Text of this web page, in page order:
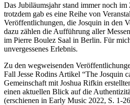
Das Jubiläumsjahr stand immer noch im
trotzdem gab es eine Reihe von
Veröffentlichungen, die Josquin in den
dazu zählen die Aufführung aller
im Pierre Boulez Saal in Berlin. Für
unvergessenes Erlebnis.
Zu den wegweisenden
Fall Jesse Rodins Artikel “The Josquin
Gemeinschaft mit Joshua Rifkin
einen aktuellen Blick auf die
(erschienen in Early Music 2022, S. 1-